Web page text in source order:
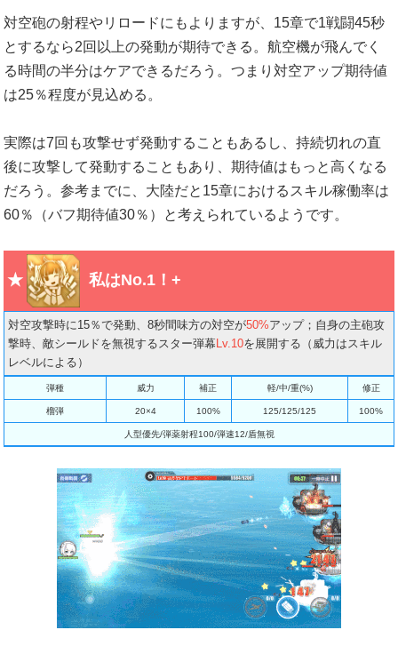
対空砲の射程やリロードにもよりますが、15章で1戦闘45秒
とするなら2回以上の発動が期待できる。航空機が飛んでく
る時間の半分はケアできるだろう。つまり対空アップ期待値
は25％程度が見込める。
実際は7回も攻撃せず発動することもあるし、持続切れの直
後に攻撃して発動することもあり、期待値はもっと高くなる
だろう。参考までに、大陸だと15章におけるスキル稼働率は
60％（バフ期待値30％）と考えられているようです。
私はNo.1！+
対空攻撃時に15％で発動、8秒間味方の対空が50%アップ；自身の主砲攻
撃時、敵シールドを無視するスター弾幕 Lv.10を展開する（威力はスキル
レベルによる）
弾種 威力 補正 軽/中/重(%) 修正
榴弾 20×4 100% 125/125/125 100%
人型優先/弾薬射程100/弾速12/盾無視